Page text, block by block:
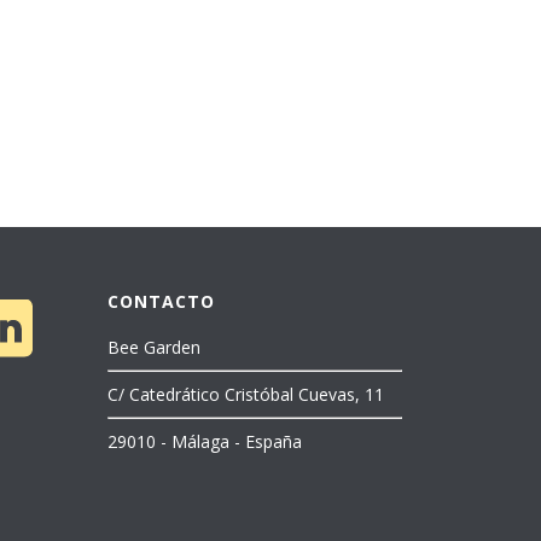
CONTACTO
Bee Garden
C/ Catedrático Cristóbal Cuevas, 11
29010 - Málaga - España